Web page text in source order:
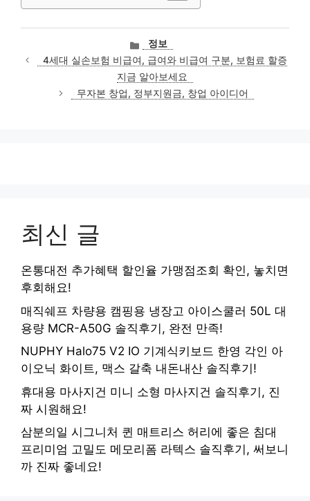
카
테
고
리
정보
4세대 실손보험 비급여, 급여와 비급여 구분, 보험료 할증
지금 알아보세요
무자본 창업, 정부지원금, 창업 아이디어
최신 글
온통대전 추가혜택 할인율 가맹점조회 확인, 놓치면
후회해요!
매직쉐프 차량용 캠핑용 냉장고 아이스쿨러 50L 대
용량 MCR-A50G 솔직후기, 완전 만족!
NUPHY Halo75 V2 IO 기계식키보드 한영 각인 아
이오닉 화이트, 맥스 갈축 내돈내산 솔직후기!
휴대용 마사지건 미니 소형 마사지건 솔직후기, 진
짜 시원해요!
삼분의일 시그니처 퀸 매트리스 허리에 좋은 침대
프리미엄 고밀도 메모리폼 라텍스 솔직후기, 써보니
까 진짜 좋네요!